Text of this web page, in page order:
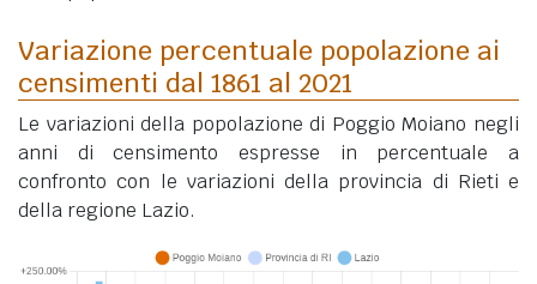
Variazione percentuale popolazione ai
censimenti dal 1861 al 2021
Le variazioni della popolazione di Poggio Moiano negli
anni di censimento espresse in percentuale a
confronto con le variazioni della provincia di Rieti e
della regione Lazio.